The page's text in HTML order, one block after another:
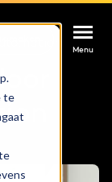
te
Menu
Menu
Menu